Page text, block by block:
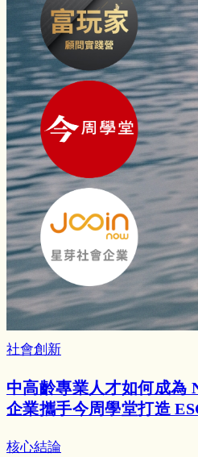
社會創新
中高齡專業人才如何成為
企業攜手今周學堂打造
核心結論